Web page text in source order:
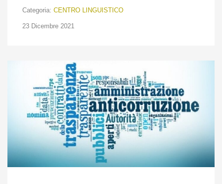
Categoria: CENTRO LINGUISTICO
23 Dicembre 2021